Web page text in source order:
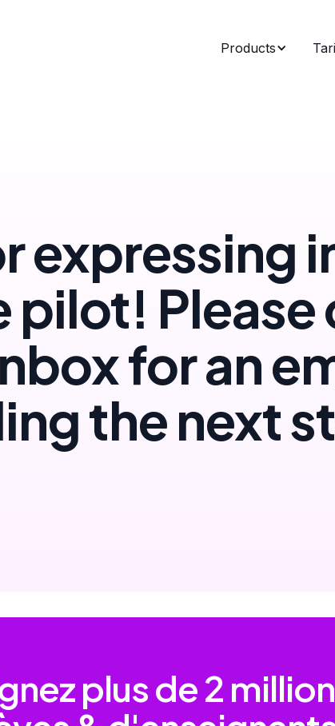
Products
expressing
pilot! Please
for an
the next
plus de2